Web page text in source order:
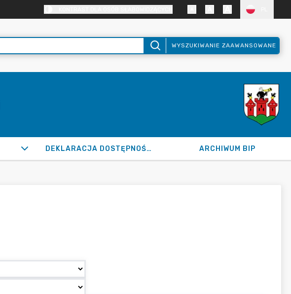
WYSZUKIWANIE ZAAWANSOWANE
DEKLARACJA DOSTĘPNOŚCI ARCHIWUM BIP